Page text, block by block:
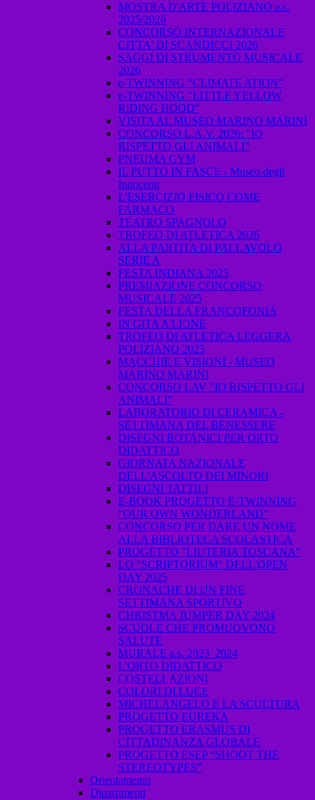
MOSTRA D'ARTE POLIZIANO a.s.
2025/2026
CONCORSO INTERNAZIONALE
CITTA' DI SCANDICCI 2026
SAGGI DI STRUMENTO MUSICALE
2026
e-TWINNING "CLIMATE ATION"
e-TWINNING "LITTLE YELLOW
RIDING HOOD"
VISITA AL MUSEO MARINO MARINI
CONCORSO L.A.V. 2026: "IO
RISPETTO GLI ANIMALI"
PNEUMA GYM
IL PUTTO IN FASCE - Museo degli
Innocenti
L'ESERCIZIO FISICO COME
FARMACO
TEATRO SPAGNOLO
TROFEO DI ATLETICA 2026
ALLA PARTITA DI PALLAVOLO
SERIE A
FESTA INDIANA 2025
PREMIAZIONE CONCORSO
MUSICALE 2025
FESTA DELLA FRANCOFONIA
IN GITA A LIONE
TROFEO DI ATLETICA LEGGERA
POLIZIANO 2025
MACCHIE E VISIONI - MUSEO
MARINO MARINI
CONCORSO LAV "IO RISPETTO GLI
ANIMALI"
LABORATORIO DI CERAMICA -
SETTIMANA DEL BENESSERE
DISEGNI BOTANICI PER ORTO
DIDATTICO
GIORNATA NAZIONALE
DELL'ASCOLTO DEI MINORI
DISEGNI TATTILI
E-BOOK PROGETTO E-TWINNING
"OUR OWN WONDERLAND"
CONCORSO PER DARE UN NOME
ALLA BIBLIOTECA SCOLASTICA
PROGETTO "LIUTERIA TOSCANA"
LO "SCRIPTORIUM" DELL'OPEN
DAY 2025
CRONACHE DI UN FINE
SETTIMANA SPORTIVO
CHRISTMA JUMPER DAY 2024
SCUOLE CHE PROMUOVONO
SALUTE
MURALE a.s. 2023_2024
L'ORTO DIDATTICO
COSTELLAZIONI
COLORI DI LUCE
MICHELANGELO E LA SCULTURA
PROGETTO EUREKA
PROGETTO ERASMUS DI
CITTADINANZA GLOBALE
PROGETTO ESEP “SHOOT THE
STEREOTYPES”
Orientamento
Dipartimenti